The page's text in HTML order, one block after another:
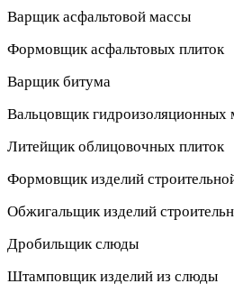
Варщик асфальтовой массы
Формовщик асфальтовых плиток
Варщик битума
Вальцовщик гидроизоляционных
Литейщик облицовочных плиток
Формовщик изделий
Обжигальщик изделий
Дробильщик слюды
Штамповщик изделий из слюды